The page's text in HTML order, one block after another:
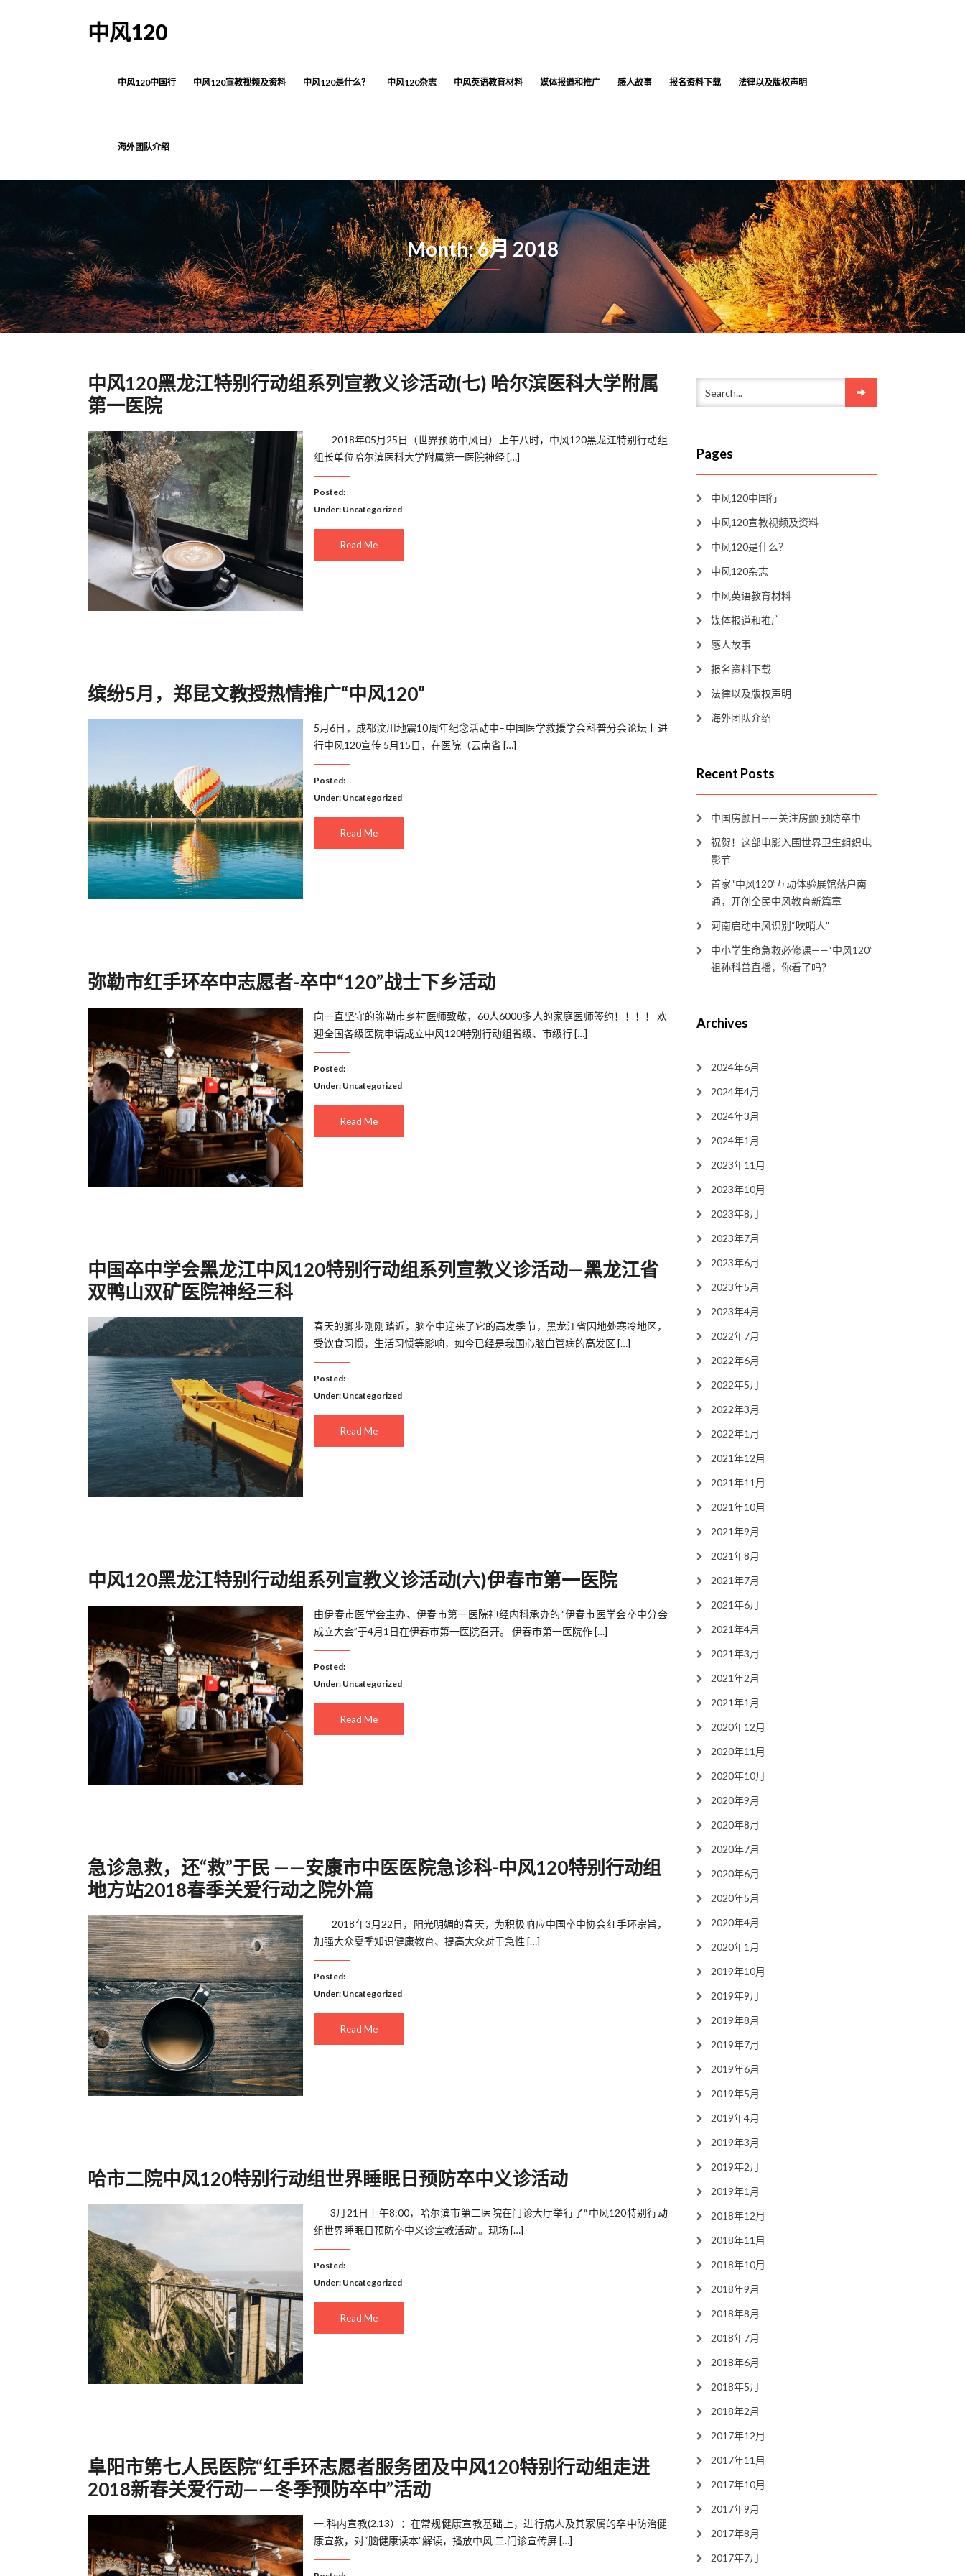
中风120
中风120中国行 中风120宣教视频及资料 中风120是什么？ 中风120杂志 中风英语教育材料 媒体报道和推广 感人故事 报名资料下载 法律以及版权声明
海外团队介绍
Month: 6月 2018
中风120黑龙江特别行动组系列宣教义诊活动(七) 哈尔滨医科大学附属
第一医院
2018年05月25日（世界预防中风日）上午八时，中风120黑龙江特别行动组
组长单位哈尔滨医科大学附属第一医院神经 […]
Posted:
Under: Uncategorized
Read Me
缤纷5月，郑昆文教授热情推广“中风120”
5月6日，成都汶川地震10周年纪念活动中–中国医学救援学会科普分会论坛上进
行中风120宣传 5月15日，在医院（云南省 […]
Posted:
Under: Uncategorized
Read Me
弥勒市红手环卒中志愿者-卒中“120”战士下乡活动
向一直坚守的弥勒市乡村医师致敬，60人6000多人的家庭医师签约！！！！ 欢
迎全国各级医院申请成立中风120特别行动组省级、市级行 […]
Posted:
Under: Uncategorized
Read Me
中国卒中学会黑龙江中风120特别行动组系列宣教义诊活动—黑龙江省
双鸭山双矿医院神经三科
春天的脚步刚刚踏近，脑卒中迎来了它的高发季节，黑龙江省因地处寒冷地区，
受饮食习惯，生活习惯等影响，如今已经是我国心脑血管病的高发区 […]
Posted:
Under: Uncategorized
Read Me
中风120黑龙江特别行动组系列宣教义诊活动(六)伊春市第一医院
由伊春市医学会主办、伊春市第一医院神经内科承办的“伊春市医学会卒中分会
成立大会”于4月1日在伊春市第一医院召开。 伊春市第一医院作 […]
Posted:
Under: Uncategorized
Read Me
急诊急救，还“救”于民 ——安康市中医医院急诊科-中风120特别行动组
地方站2018春季关爱行动之院外篇
2018年3月22日，阳光明媚的春天，为积极响应中国卒中协会红手环宗旨，
加强大众夏季知识健康教育、提高大众对于急性 […]
Posted:
Under: Uncategorized
Read Me
哈市二院中风120特别行动组世界睡眠日预防卒中义诊活动
3月21日上午8:00，哈尔滨市第二医院在门诊大厅举行了“中风120特别行动
组世界睡眠日预防卒中义诊宣教活动”。现场 […]
Posted:
Under: Uncategorized
Read Me
阜阳市第七人民医院“红手环志愿者服务团及中风120特别行动组走进
2018新春关爱行动——冬季预防卒中”活动
一.科内宣教(2.13）：在常规健康宣教基础上，进行病人及其家属的卒中防治健
康宣教，对“脑健康读本”解读，播放中风 二.门诊宣传屏 […]
Pages
中风120中国行
中风120宣教视频及资料
中风120是什么？
中风120杂志
中风英语教育材料
媒体报道和推广
感人故事
报名资料下载
法律以及版权声明
海外团队介绍
Recent Posts
中国房颤日——关注房颤 预防卒中
祝贺！这部电影入围世界卫生组织电
影节
首家“中风120”互动体验展馆落户南
通，开创全民中风教育新篇章
河南启动中风识别“吹哨人”
中小学生命急救必修课——“中风120”
祖孙科普直播，你看了吗？
Archives
2024年6月
2024年4月
2024年3月
2024年1月
2023年11月
2023年10月
2023年8月
2023年7月
2023年6月
2023年5月
2023年4月
2022年7月
2022年6月
2022年5月
2022年3月
2022年1月
2021年12月
2021年11月
2021年10月
2021年9月
2021年8月
2021年7月
2021年6月
2021年4月
2021年3月
2021年2月
2021年1月
2020年12月
2020年11月
2020年10月
2020年9月
2020年8月
2020年7月
2020年6月
2020年5月
2020年4月
2020年1月
2019年10月
2019年9月
2019年8月
2019年7月
2019年6月
2019年5月
2019年4月
2019年3月
2019年2月
2019年1月
2018年12月
2018年11月
2018年10月
2018年9月
2018年8月
2018年7月
2018年6月
2018年5月
2018年2月
2017年12月
2017年11月
2017年10月
2017年9月
2017年8月
2017年7月